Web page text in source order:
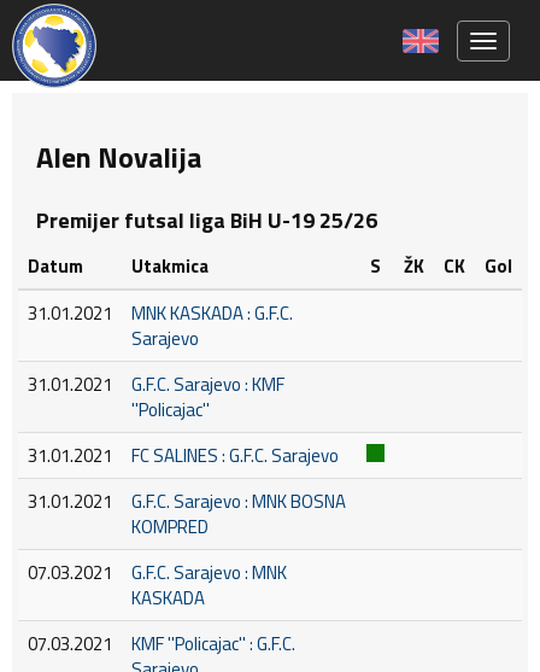
Alen Novalija
Premijer futsal liga BiH U-19 25/26
Datum Utakmica S ŽK CK
Gol
31.01.2021
MNK KASKADA : G.F.C.
Sarajevo
31.01.2021
G.F.C. Sarajevo : KMF
''Policajac''
31.01.2021
FC SALINES : G.F.C. Sarajevo
31.01.2021
G.F.C. Sarajevo : MNK BOSNA
KOMPRED
07.03.2021
G.F.C. Sarajevo : MNK
KASKADA
07.03.2021
KMF ''Policajac'' : G.F.C.